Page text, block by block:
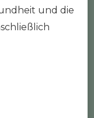
und die